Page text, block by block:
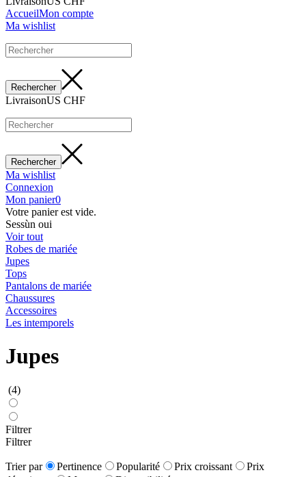
AccueilMon compte
Ma wishlist
LivraisonUS CHF
Ma wishlist
Connexion
Mon panier0
Votre panier est vide.
Sessùn oui
Voir tout
Robes de mariée
Jupes
Tops
Pantalons de mariée
Chaussures
Accessoires
Les intemporels
Jupes
(4)
Filtrer
Filtrer
Trier par Pertinence Popularité Prix croissant
Prix